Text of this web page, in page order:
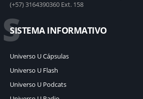
(+57) 3164390360 Ext. 158
S
SISTEMA INFORMATIVO
Universo U Cápsulas
Universo U Flash
Universo U Podcats